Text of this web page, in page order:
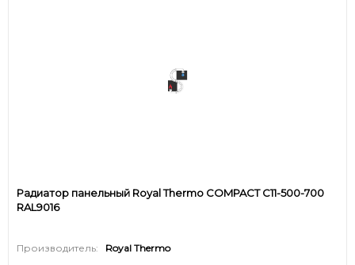
Радиатор панельный Royal Thermo COMPACT C11-500-700
RAL9016
Производитель: Royal Thermo